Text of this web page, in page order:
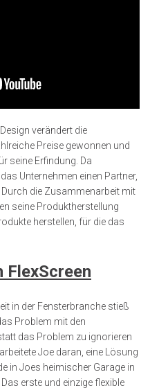
verändert die
Preise gewonnen und
seine Erfindung. Da
Unternehmen einen Partner,
die Zusammenarbeit mit
seine Produktherstellung
herstellen, für die das
FlexScreen
in der Fensterbranche stieß
Problem mit den
das Problem zu ignorieren
Joe daran, eine Lösung
in Joes heimischer Garage in
erste und einzige flexible